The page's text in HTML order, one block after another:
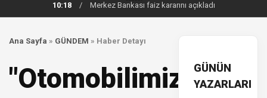
10:18
/ Merkez Bankası faiz kararını açıkladı
Ana Sayfa » GÜNDEM » Haber Detayı
"Otomobilimiz
GÜNÜN
YAZARLARI